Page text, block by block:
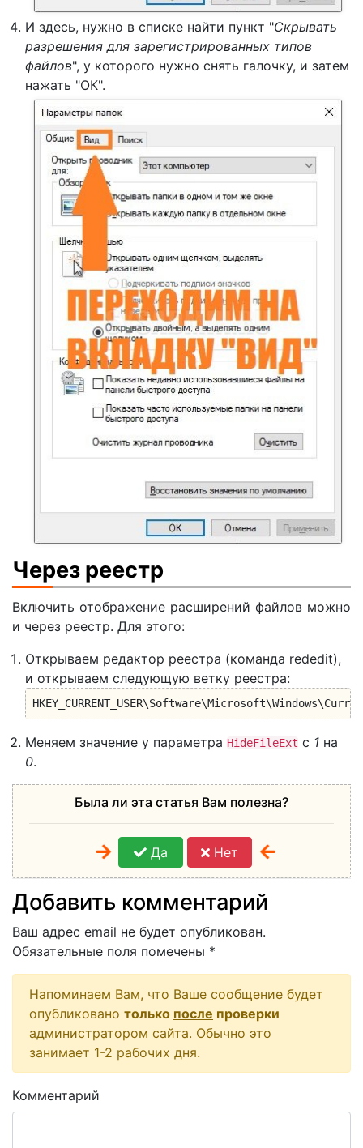
И здесь, нужно в списке найти пункт "Скрывать
разрешения для зарегистрированных типов
файлов", у которого нужно снять галочку, и затем
нажать "ОК".
Через реестр
Включить отображение расширений файлов можно
и через реестр. Для этого:
Открываем редактор реестра (команда rededit),
и открываем следующую ветку реестра:
Меняем значение у параметра HideFileExt с 1 на
0.
Была ли эта статья Вам полезна?
Да Нет
Добавить комментарий
Ваш адрес email не будет опубликован.
Обязательные поля помечены *
Напоминаем Вам, что Ваше сообщение будет
опубликовано только после проверки
администратором сайта. Обычно это
занимает 1-2 рабочих дня.
Комментарий